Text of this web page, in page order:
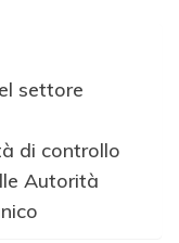
settore
di controllo
Autorità